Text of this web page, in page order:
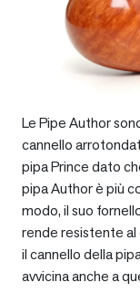
Le Pipe Author
cannello
pipa Prince dato
pipa Author è più
modo, il suo
rende resistente al
il cannello della
avvicina anche a